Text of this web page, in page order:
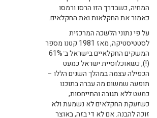
המחיה, כשבדרך הזו הרסו ורמסו
כאמור את החקלאות ואת החקלאים.
על פי נתוני הלשכה המרכזית
לסטטיסטיקה, מאז 1981 קטנו מספר
המשקים החקלאיים בישראל ב־61%
(!), כשאוכלוסיית ישראל כמעט
הכפילה עצמה במהלך השנים הללו –
תופעה שמשום מה עברה בתוכנו
כמעט ללא תגובה והתייחסות,
כשזעקת החקלאים לא נשמעת ולא
זוכה להבנה. אם לא די בזה, באוצר